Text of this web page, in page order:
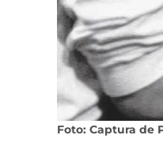
Foto: Captura de